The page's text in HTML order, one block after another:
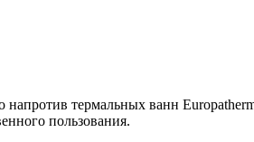
напротив термальных ванн
пользования.